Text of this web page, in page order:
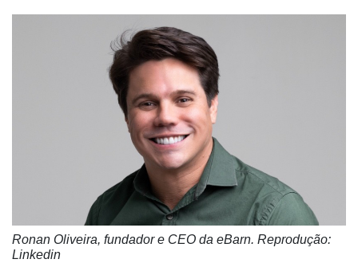
Cadastre-
Ronan Oliveira, fundador e CEO da eBarn. Reprodução:
Linkedin